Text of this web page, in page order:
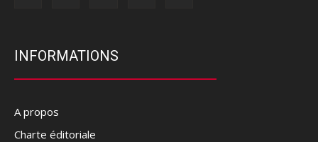
INFORMATIONS
A propos
Charte éditoriale